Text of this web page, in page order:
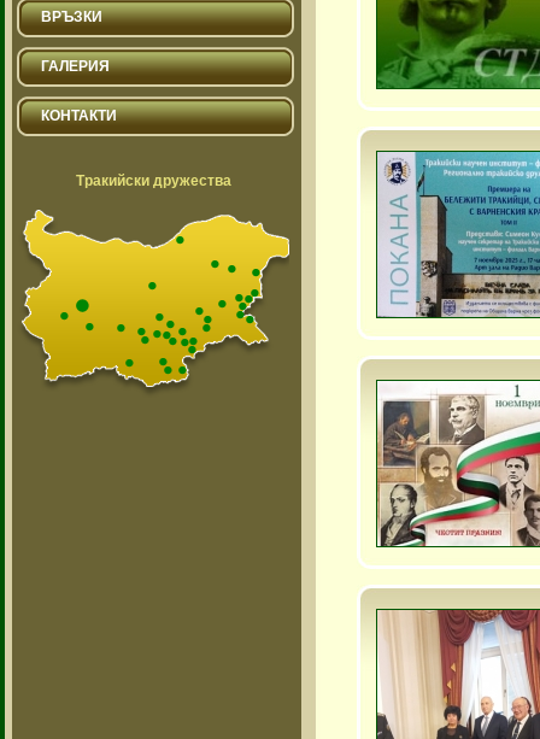
ВРЪЗКИ
ГАЛЕРИЯ
КОНТАКТИ
Тракийски дружества